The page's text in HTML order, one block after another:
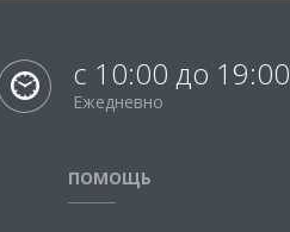
с 10:00 до 19:00
Ежедневно
ПОМОЩЬ